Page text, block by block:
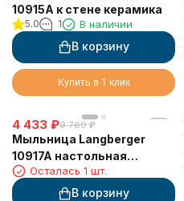
10915A к стене керамика
5.0 1 В наличии
В корзину
Купить в 1 клик
4 433 ₽9 760 ₽
Мыльница Langberger
10917A настольная
керамика круглая
Осталась 1 шт.
В корзину